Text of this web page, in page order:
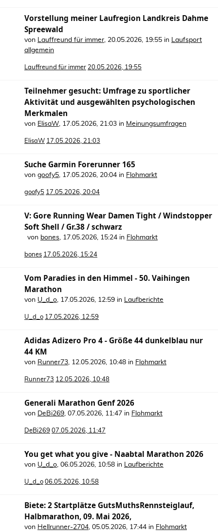
Vorstellung meiner Laufregion Landkreis Dahme
Spreewald
von Lauffreund für immer, 20.05.2026, 19:55 in Laufsport
allgemein
Lauffreund für immer 20.05.2026, 19:55
Teilnehmer gesucht: Umfrage zu sportlicher
Aktivität und ausgewählten psychologischen
Merkmalen
von ElisaW, 17.05.2026, 21:03 in Meinungsumfragen
ElisaW 17.05.2026, 21:03
Suche Garmin Forerunner 165
von goofy5, 17.05.2026, 20:04 in Flohmarkt
goofy5 17.05.2026, 20:04
V: Gore Running Wear Damen Tight / Windstopper
Soft Shell / Gr.38 / schwarz
von bones, 17.05.2026, 15:24 in Flohmarkt
bones 17.05.2026, 15:24
Vom Paradies in den Himmel - 50. Vaihingen
Marathon
von U_d_o, 17.05.2026, 12:59 in Laufberichte
U_d_o 17.05.2026, 12:59
Adidas Adizero Pro 4 - Größe 44 dunkelblau nur
44 KM
von Runner73, 12.05.2026, 10:48 in Flohmarkt
Runner73 12.05.2026, 10:48
Generali Marathon Genf 2026
von DeBi269, 07.05.2026, 11:47 in Flohmarkt
DeBi269 07.05.2026, 11:47
You get what you give - Naabtal Marathon 2026
von U_d_o, 06.05.2026, 10:58 in Laufberichte
U_d_o 06.05.2026, 10:58
Biete: 2 Startplätze GutsMuthsRennsteiglauf,
Halbmarathon, 09. Mai 2026,
von Hellrunner-2704, 05.05.2026, 17:44 in Flohmarkt